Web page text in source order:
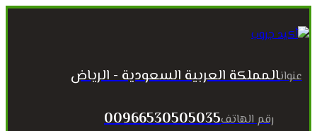
عنوانالمملكة العربية السعودية - الرياض
رقم الهاتف00966530505035